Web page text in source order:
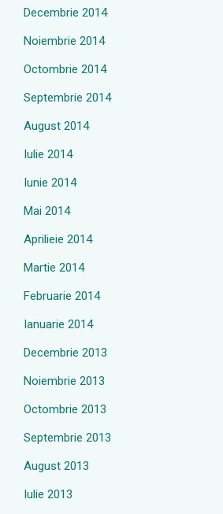
Decembrie 2014
Noiembrie 2014
Octombrie 2014
Septembrie 2014
August 2014
Iulie 2014
Iunie 2014
Mai 2014
Aprilieie 2014
Martie 2014
Februarie 2014
Ianuarie 2014
Decembrie 2013
Noiembrie 2013
Octombrie 2013
Septembrie 2013
August 2013
Iulie 2013